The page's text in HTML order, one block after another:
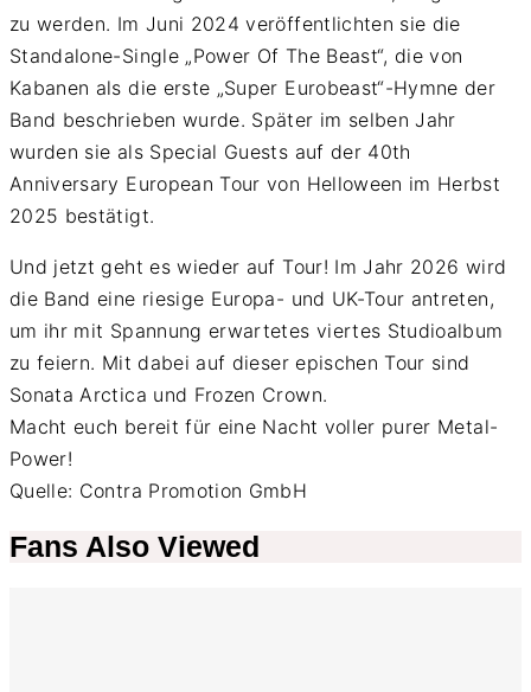
zu werden. Im Juni 2024 veröffentlichten sie die
Standalone-Single „Power Of The Beast“, die von
Kabanen als die erste „Super Eurobeast“-Hymne der
Band beschrieben wurde. Später im selben Jahr
wurden sie als Special Guests auf der 40th
Anniversary European Tour von Helloween im Herbst
2025 bestätigt.
Und jetzt geht es wieder auf Tour! Im Jahr 2026 wird
die Band eine riesige Europa- und UK-Tour antreten,
um ihr mit Spannung erwartetes viertes Studioalbum
zu feiern. Mit dabei auf dieser epischen Tour sind
Sonata Arctica und Frozen Crown.
Macht euch bereit für eine Nacht voller purer Metal-
Power!
Quelle: Contra Promotion GmbH
Fans Also Viewed